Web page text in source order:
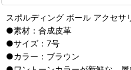
スポルディング ボール アクセ
●素材：合成皮革
●サイズ：7号
●カラー：ブラウン